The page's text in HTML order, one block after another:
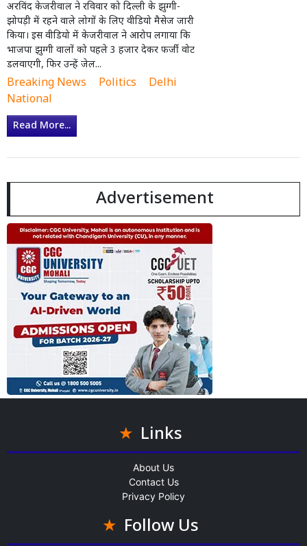
अरविंद केजरीवाल ने रविवार को दिल्ली के झुग्गी-
झोपड़ी में रहने वाले लोगों के लिए वीडियो मैसेज जारी
किया। इस वीडियो में केजरीवाल ने आरोप लगाया कि
भाजपा झुग्गी वालों को पहले 3 हजार देकर फर्जी वोट
डलवाएगी, फिर उन्हें जेल...
Breaking News Politics
Delhi
National
Read More...
Advertisement
Links
About Us
Contact Us
Privacy Policy
Follow Us